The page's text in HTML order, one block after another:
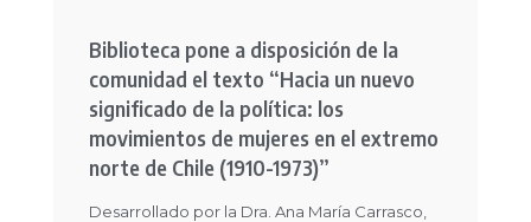
Biblioteca pone a disposición de la
comunidad el texto “Hacia un nuevo
significado de la política: los
movimientos de mujeres en el extremo
norte de Chile (1910-1973)”
Desarrollado por la Dra. Ana María Carrasco,